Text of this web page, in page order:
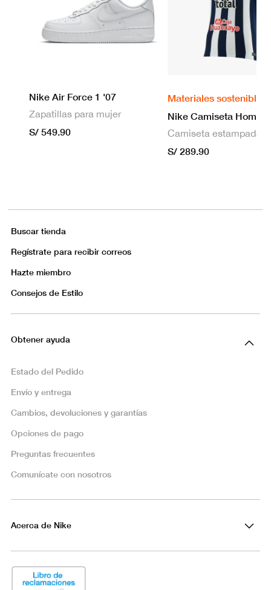
Nike Air Force 1 '07
Zapatillas para mujer
S/ 549.90
Materiales sostenibles
S/ 289.90
Buscar tienda
Regístrate para recibir correos
Hazte miembro
Consejos de Estilo
Obtener ayuda
Estado del Pedido
Envío y entrega
Cambios, devoluciones y garantías
Opciones de pago
Preguntas frecuentes
Comunícate con nosotros
Acerca de Nike